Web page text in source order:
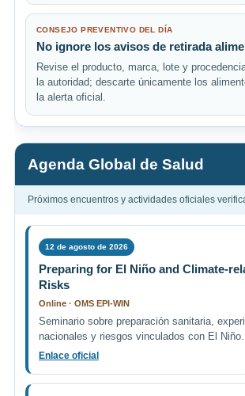
CONSEJO PREVENTIVO DEL DÍA
No ignore los avisos de retirada
Revise el producto, marca, lote y
la autoridad; descarte únicamente los
la alerta oficial.
Agenda Global de Salud
Próximos encuentros y actividades oficiales
12 de agosto de 2026
Preparing for El Niño and Climate-
Risks
Online · OMS EPI-WIN
Seminario sobre preparación sanitaria,
nacionales y riesgos vinculados con El Niño.
Enlace oficial